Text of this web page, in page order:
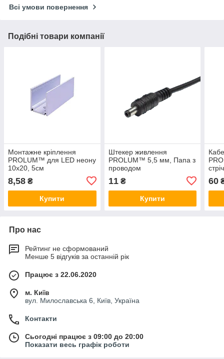
Всі умови повернення
Подібні товари компанії
Монтажне кріплення
PROLUM™ для LED неону
10x20, 5cм
8,58 ₴
Купити
Штекер живлення
PROLUM™ 5,5 мм, Папа з
проводом
11₴
Купити
60
Про нас
Рейтинг не сформований
Менше 5 відгуків за останній рік
Працює з 22.06.2020
м. Київ
вул. Милославська 6, Київ, Україна
Контакти
Сьогодні працює з 09:00 до 20:00
Показати весь графік роботи